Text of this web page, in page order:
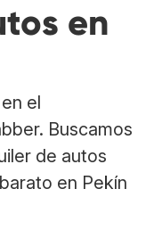
en
el
Buscamos
de autos
en Pekín